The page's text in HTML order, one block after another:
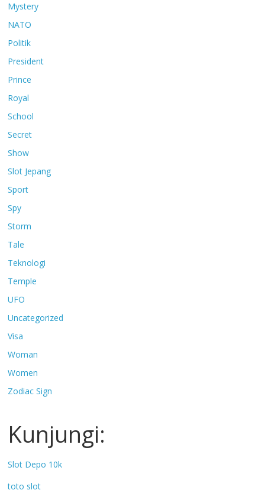
Mystery
NATO
Politik
President
Prince
Royal
School
Secret
Show
Slot Jepang
Sport
Spy
Storm
Tale
Teknologi
Temple
UFO
Uncategorized
Visa
Woman
Women
Zodiac Sign
Kunjungi:
Slot Depo 10k
toto slot